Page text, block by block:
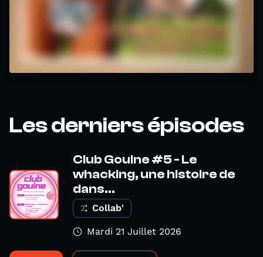
Les derniers épisodes
Club Gouine #5 - Le
whacking, une histoire de
dans...
Collab'
Mardi 21 Juillet 2026